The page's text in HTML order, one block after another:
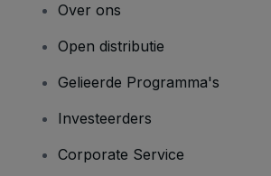
Over ons
Open distributie
Gelieerde Programma's
Investeerders
Corporate Service